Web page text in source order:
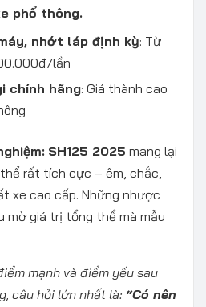
phổ thông.
nhớt láp định kỳ: Từ
lần
chính hãng: Giá thành cao
SH125 2025 mang lại
rất tích cực – êm, chắc,
xe cao cấp. Những nhược
mờ giá trị tổng thể mà mẫu
mạnh và điểm yếu sau
câu hỏi lớn nhất là: “Có nên